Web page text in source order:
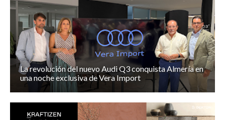
La revolución del nuevo Audi Q3 conquista Almería en
una noche exclusiva de Vera Import